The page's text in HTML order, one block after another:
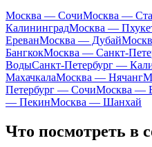
Москва — СочиМосква —
КалининградМосква —
ЕреванМосква — Дубай
БангкокМосква — Санкт-
ВодыСанкт-Петербург —
МахачкалаМосква — Нячанг
Петербург — СочиМосква —
— ПекинМосква — Шанхай
Что посмотреть в